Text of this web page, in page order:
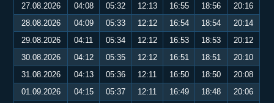
27.08.2026
04:08 05:32 12:13 16:55 18:56
20:16
28.08.2026
04:09 05:33 12:12 16:54 18:54
20:14
29.08.2026
04:11 05:34 12:12 16:53 18:53
20:12
30.08.2026
04:12 05:35 12:12 16:51 18:51
20:10
31.08.2026
04:13 05:36 12:11 16:50 18:50
20:08
01.09.2026
04:15 05:37 12:11 16:49 18:48
20:06